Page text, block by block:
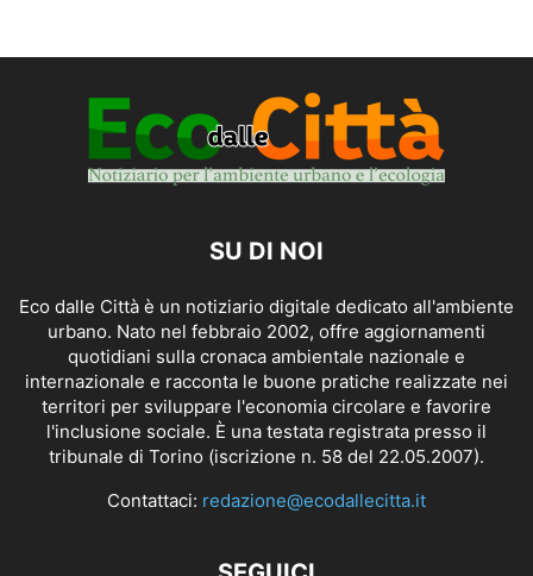
SU DI NOI
Eco dalle Città è un notiziario digitale dedicato all'ambiente
urbano. Nato nel febbraio 2002, offre aggiornamenti
quotidiani sulla cronaca ambientale nazionale e
internazionale e racconta le buone pratiche realizzate nei
territori per sviluppare l'economia circolare e favorire
l'inclusione sociale. È una testata registrata presso il
tribunale di Torino (iscrizione n. 58 del 22.05.2007).
Contattaci: redazione@ecodallecitta.it